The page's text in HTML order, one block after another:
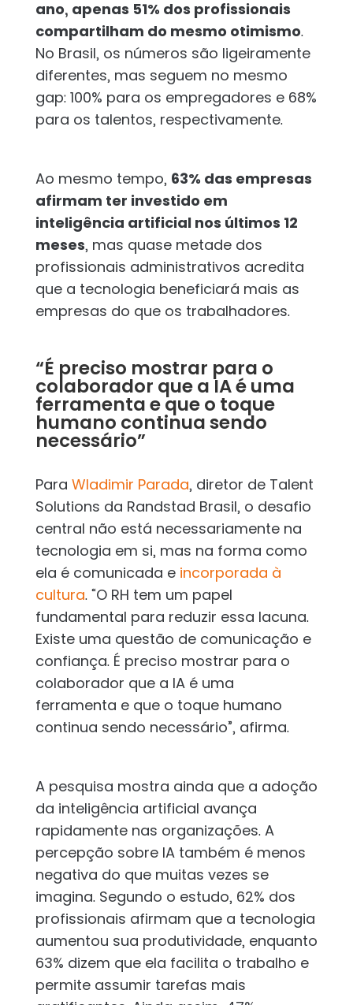
ano, apenas 51% dos profissionais
compartilham do mesmo otimismo.
No Brasil, os números são ligeiramente
diferentes, mas seguem no mesmo
gap: 100% para os empregadores e 68%
para os talentos, respectivamente.
Ao mesmo tempo, 63% das empresas
afirmam ter investido em
inteligência artificial nos últimos 12
meses, mas quase metade dos
profissionais administrativos acredita
que a tecnologia beneficiará mais as
empresas do que os trabalhadores.
“É preciso mostrar para o
colaborador que a IA é uma
ferramenta e que o toque
humano continua sendo
necessário”
Para Wladimir Parada, diretor de Talent
Solutions da Randstad Brasil, o desafio
central não está necessariamente na
tecnologia em si, mas na forma como
ela é comunicada e incorporada à
cultura. “O RH tem um papel
fundamental para reduzir essa lacuna.
Existe uma questão de comunicação e
confiança. É preciso mostrar para o
colaborador que a IA é uma
ferramenta e que o toque humano
continua sendo necessário”, afirma.
A pesquisa mostra ainda que a adoção
da inteligência artificial avança
rapidamente nas organizações. A
percepção sobre IA também é menos
negativa do que muitas vezes se
imagina. Segundo o estudo, 62% dos
profissionais afirmam que a tecnologia
aumentou sua produtividade, enquanto
63% dizem que ela facilita o trabalho e
permite assumir tarefas mais